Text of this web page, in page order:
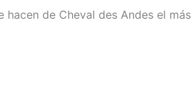
de Cheval des Andes el